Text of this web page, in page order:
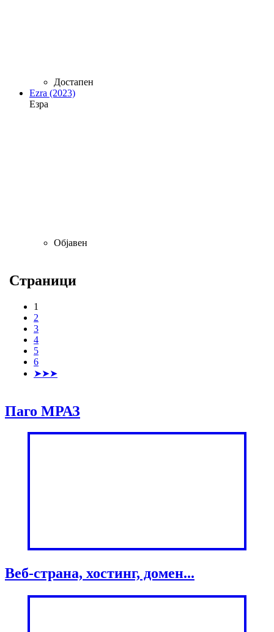
Достапен
Ezra (2023)
Езра
Објавен
Страници
1
2
3
4
5
6
➤➤➤
Паго МРАЗ
Веб-страна, хостинг, домен...